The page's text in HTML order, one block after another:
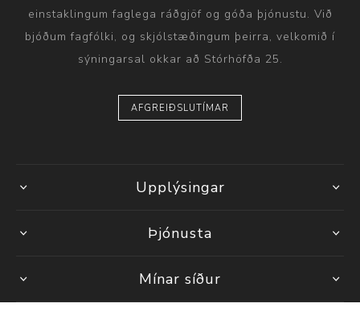
einstaklingum faglega ráðgjöf og góða þjónustu. Við
bjóðum fagfólki, og skjólstæðingum þeirra, velkomið í
sýningarsal okkar að Stórhöfða 25.
AFGREIÐSLUTÍMAR
Upplýsingar
Þjónusta
Mínar síður